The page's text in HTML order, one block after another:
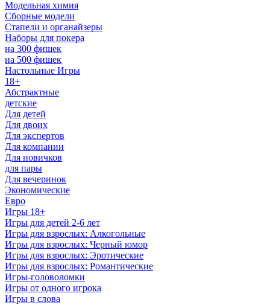
Модельная химия
Сборные модели
Стапели и органайзеры
Наборы для покера
на 300 фишек
на 500 фишек
Настольные Игры
18+
Абстрактные
детские
Для детей
Для двоих
Для экспертов
Для компании
Для новичков
для пары
Для вечеринок
Экономические
Евро
Игры 18+
Игры для детей 2-6 лет
Игры для взрослых: Алкогольные
Игры для взрослых: Черный юмор
Игры для взрослых: Эротические
Игры для взрослых: Романтические
Игры-головоломки
Игры от одного игрока
Игры в слова